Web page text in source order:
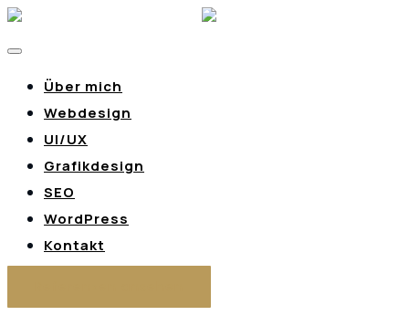
Über mich
Webdesign
UI/UX
Grafikdesign
SEO
WordPress
Kontakt